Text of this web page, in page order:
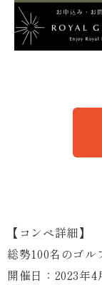
【コンペ詳細】
総勢100名のゴル
開催日：2023年4